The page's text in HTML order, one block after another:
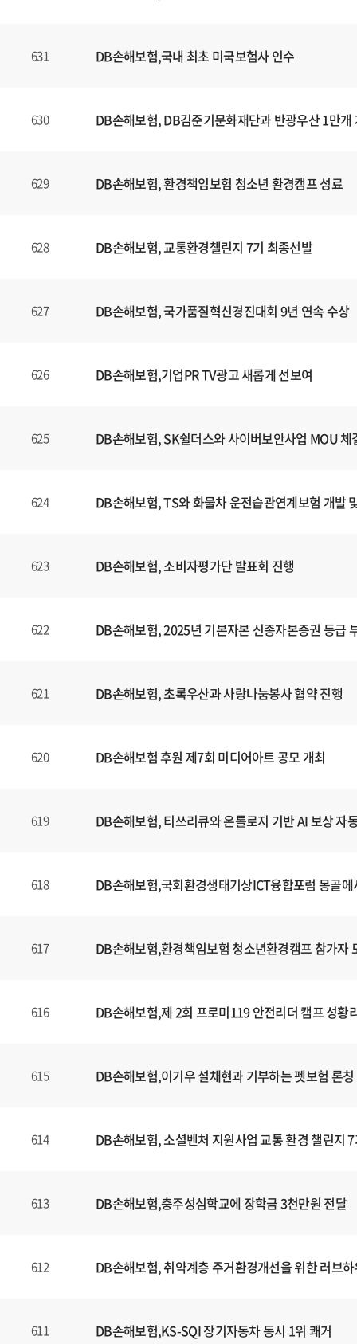
631 DB손해보험,국내 최초 미국보험사 인수
630 DB손해보험, DB김준기문화재단과 반광우산 1만개
629 DB손해보험, 환경책임보험 청소년 환경캠프 성료
628 DB손해보험, 교통환경챌린지 7기 최종선발
627 DB손해보험, 국가품질혁신경진대회 9년 연속 수상
626 DB손해보험,기업PR TV광고 새롭게 선보여
625 DB손해보험, SK쉴더스와 사이버보안사업 MOU 체
624 DB손해보험, TS와 화물차 운전습관연계보험 개발
623 DB손해보험, 소비자평가단 발표회 진행
622 DB손해보험, 2025년 기본자본 신종자본증권 등급
621 DB손해보험, 초록우산과 사랑나눔봉사 협약 진행
620 DB손해보험 후원 제7회 미디어아트 공모 개최
619 DB손해보험, 티쓰리큐와 온톨로지 기반 AI 보상 자
618 DB손해보험,국회환경생태기상ICT융합포럼 몽골에
617 DB손해보험,환경책임보험 청소년환경캠프 참가자
616 DB손해보험,제 2회 프로미119 안전리더 캠프 성황
615 DB손해보험,이기우 설채현과 기부하는 펫보험 론칭
614 DB손해보험, 소셜벤처 지원사업 교통 환경 챌린지
613 DB손해보험,충주성심학교에 장학금 3천만원 전달
612 DB손해보험, 취약계층 주거환경개선을 위한 러브
611 DB손해보험,KS-SQI 장기자동차 동시 1위 쾌거